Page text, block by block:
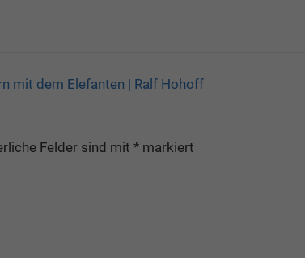
mit dem Elefanten | Ralf Hohoff
Felder sind mit *markiert